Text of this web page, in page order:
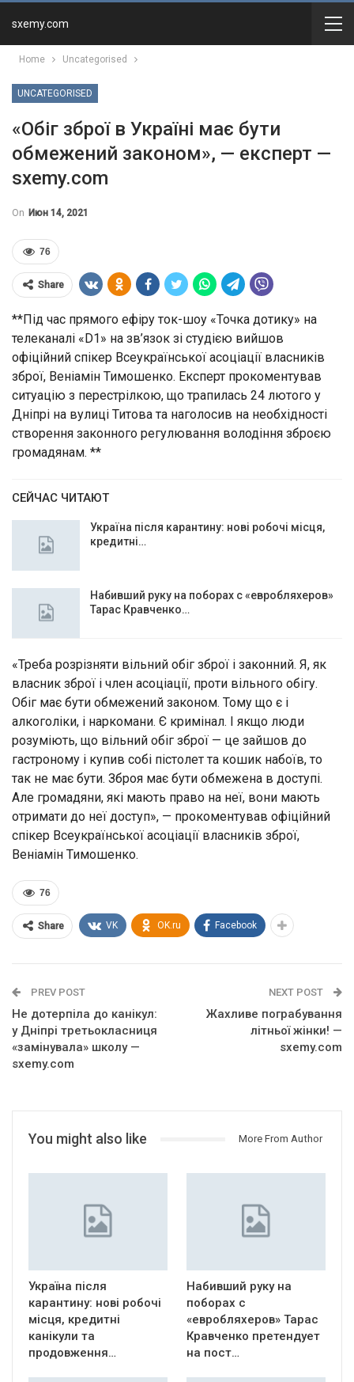
sxemy.com
Home Uncategorised
UNCATEGORISED
«Обіг зброї в Україні має бути
обмежений законом», — експерт —
sxemy.com
On Июн 14, 2021
76
Share
**Під час прямого ефіру ток-шоу «Точка дотику» на
телеканалі «D1» на зв’язок зі студією вийшов
офіційний спікер Всеукраїнської асоціації власників
зброї, Веніамін Тимошенко. Експерт прокоментував
ситуацію з перестрілкою, що трапилась 24 лютого у
Дніпрі на вулиці Титова та наголосив на необхідності
створення законного регулювання володіння зброєю
громадянам. **
СЕЙЧАС ЧИТАЮТ
Україна після карантину: нові робочі місця,
кредитні…
Набивший руку на поборах с «евробляхеров»
Тарас Кравченко…
«Треба розрізняти вільний обіг зброї і законний. Я, як
власник зброї і член асоціації, проти вільного обігу.
Обіг має бути обмежений законом. Тому що є і
алкоголіки, і наркомани. Є кримінал. І якщо люди
розуміють, що вільний обіг зброї — це зайшов до
гастроному і купив собі пістолет та кошик набоїв, то
так не має бути. Зброя має бути обмежена в доступі.
Але громадяни, які мають право на неї, вони мають
отримати до неї доступ», — прокоментував офіційний
спікер Всеукраїнської асоціації власників зброї,
Веніамін Тимошенко.
76
Share VK OK.ru Facebook
PREV POST
Не дотерпіла до канікул:
у Дніпрі третьокласниця
«замінувала» школу —
sxemy.com
NEXT POST
Жахливе пограбування
літньої жінки! —
sxemy.com
You might also like More From Author
Україна після
карантину: нові робочі
місця, кредитні
канікули та
продовження…
Набивший руку на
поборах с
«евробляхеров» Тарас
Кравченко претендует
на пост…